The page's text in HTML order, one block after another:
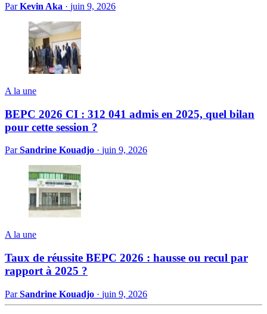
ParKevin Aka · juin 9, 2026
A la une
BEPC 2026 CI : 312 041 admis en 2025, quel bilan
pour cette session ?
ParSandrine Kouadjo · juin 9, 2026
A la une
Taux de réussite BEPC 2026 : hausse ou recul par
rapport à 2025 ?
ParSandrine Kouadjo · juin 9, 2026